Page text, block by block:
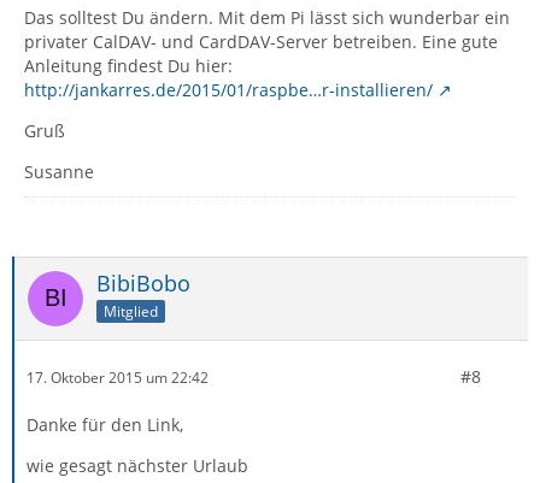
Das solltest Du ändern. Mit dem Pi lässt sich wunderbar ein
privater CalDAV- und CardDAV-Server betreiben. Eine gute
Anleitung findest Du hier:
http://jankarres.de/2015/01/raspbe…r-installieren/
Gruß
Susanne
BibiBobo
Mitglied
17. Oktober 2015 um 22:42 #8
Danke für den Link,
wie gesagt nächster Urlaub